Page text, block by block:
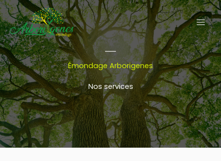
Aller
au
contenu
Émondage Arborigenes
Nos services